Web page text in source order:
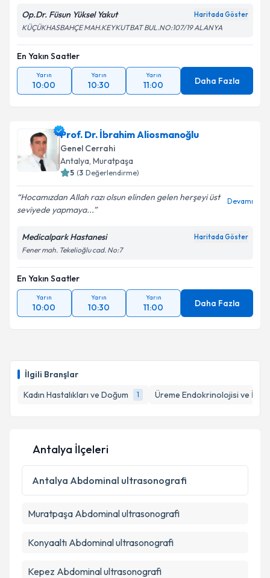
İlgili Branşlar
Kadın Hastalıkları ve Doğum
1 Üreme Endokrinolojisi ve
Op.Dr. Füsun Yüksel Yakut Haritada Göster
KÜÇÜKHASBAHÇE MAH.KEYKUTBAT BUL.NO:107/19 ALANYA
En Yakın Saatler
Yarın
10:00
Yarın
10:30
Yarın
11:00 Daha Fazla
Prof. Dr. İbrahim Aliosmanoğlu
Genel Cerrahi
Antalya, Muratpaşa
5 (3 Değerlendirme)
Hocamızdan Allah razı olsun elinden gelen herşeyi üst
seviyede yapmaya...
Devamı
Medicalpark Hastanesi Haritada Göster
Fener mah. Tekelioğlu cad. No:7
En Yakın Saatler
Yarın
10:00
Yarın
10:30
Yarın
11:00 Daha Fazla
Antalya İlçeleri
Antalya Abdominal ultrasonografi
Muratpaşa Abdominal ultrasonografi
Konyaaltı Abdominal ultrasonografi
Kepez Abdominal ultrasonografi